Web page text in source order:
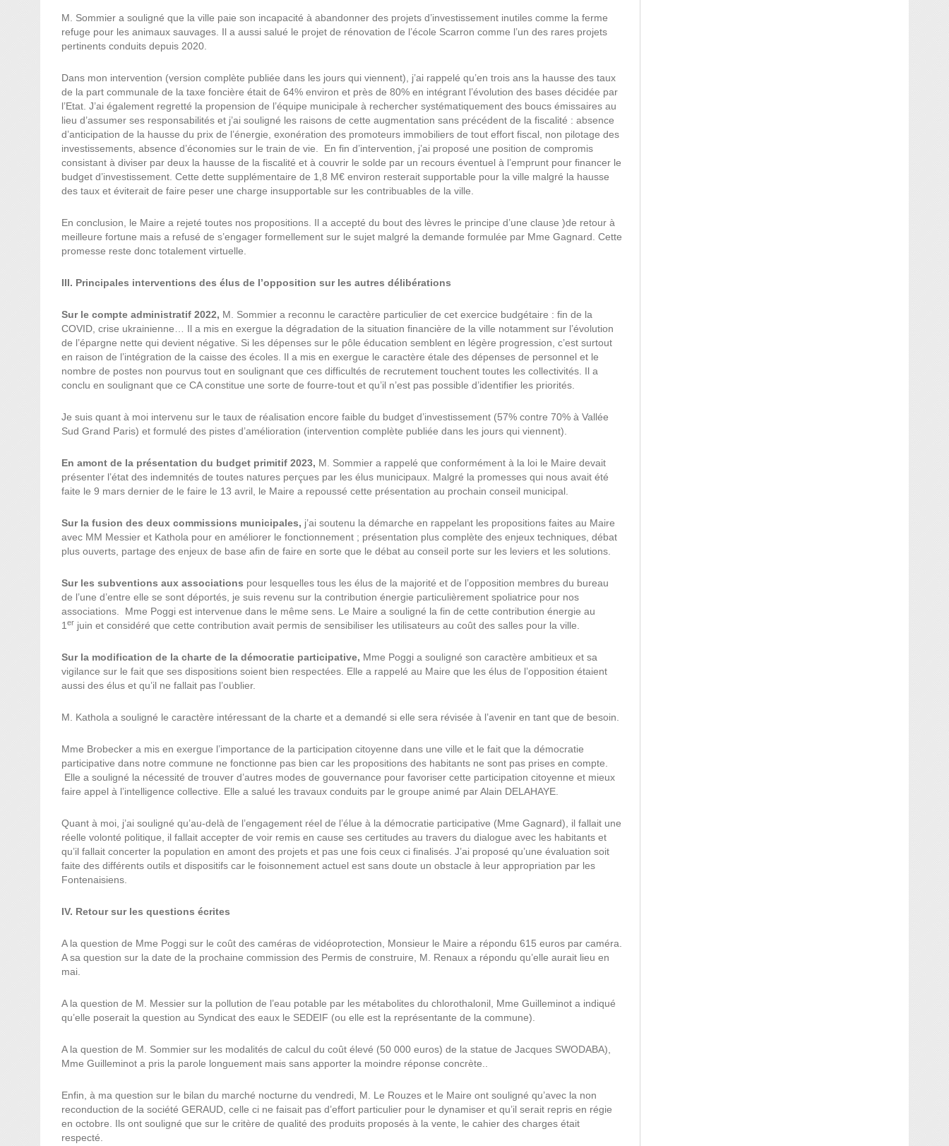
M. Sommier a souligné que la ville paie son incapacité à abandonner des projets d’investissement inutiles comme la ferme
refuge pour les animaux sauvages. Il a aussi salué le projet de rénovation de l’école Scarron comme l’un des rares projets
pertinents conduits depuis 2020.
Dans mon intervention (version complète publiée dans les jours qui viennent), j’ai rappelé qu’en trois ans la hausse des taux
de la part communale de la taxe foncière était de 64% environ et près de 80% en intégrant l’évolution des bases décidée par
l’Etat. J’ai également regretté la propension de l’équipe municipale à rechercher systématiquement des boucs émissaires au
lieu d’assumer ses responsabilités et j’ai souligné les raisons de cette augmentation sans précédent de la fiscalité : absence
d’anticipation de la hausse du prix de l’énergie, exonération des promoteurs immobiliers de tout effort fiscal, non pilotage des
investissements, absence d’économies sur le train de vie. En fin d’intervention, j’ai proposé une position de compromis
consistant à diviser par deux la hausse de la fiscalité et à couvrir le solde par un recours éventuel à l’emprunt pour financer le
budget d’investissement. Cette dette supplémentaire de 1,8 M€ environ resterait supportable pour la ville malgré la hausse
des taux et éviterait de faire peser une charge insupportable sur les contribuables de la ville.
En conclusion, le Maire a rejeté toutes nos propositions. Il a accepté du bout des lèvres le principe d’une clause )de retour à
meilleure fortune mais a refusé de s’engager formellement sur le sujet malgré la demande formulée par Mme Gagnard. Cette
promesse reste donc totalement virtuelle.
III. Principales interventions des élus de l’opposition sur les autres délibérations
Sur le compte administratif 2022, M. Sommier a reconnu le caractère particulier de cet exercice budgétaire : fin de la
COVID, crise ukrainienne… Il a mis en exergue la dégradation de la situation financière de la ville notamment sur l’évolution
de l’épargne nette qui devient négative. Si les dépenses sur le pôle éducation semblent en légère progression, c’est surtout
en raison de l’intégration de la caisse des écoles. Il a mis en exergue le caractère étale des dépenses de personnel et le
nombre de postes non pourvus tout en soulignant que ces difficultés de recrutement touchent toutes les collectivités. Il a
conclu en soulignant que ce CA constitue une sorte de fourre-tout et qu’il n’est pas possible d’identifier les priorités.
Je suis quant à moi intervenu sur le taux de réalisation encore faible du budget d’investissement (57% contre 70% à Vallée
Sud Grand Paris) et formulé des pistes d’amélioration (intervention complète publiée dans les jours qui viennent).
En amont de la présentation du budget primitif 2023, M. Sommier a rappelé que conformément à la loi le Maire devait
présenter l’état des indemnités de toutes natures perçues par les élus municipaux. Malgré la promesses qui nous avait été
faite le 9 mars dernier de le faire le 13 avril, le Maire a repoussé cette présentation au prochain conseil municipal.
Sur la fusion des deux commissions municipales, j’ai soutenu la démarche en rappelant les propositions faites au Maire
avec MM Messier et Kathola pour en améliorer le fonctionnement ; présentation plus complète des enjeux techniques, débat
plus ouverts, partage des enjeux de base afin de faire en sorte que le débat au conseil porte sur les leviers et les solutions.
Sur les subventions aux associations pour lesquelles tous les élus de la majorité et de l’opposition membres du bureau
de l’une d’entre elle se sont déportés, je suis revenu sur la contribution énergie particulièrement spoliatrice pour nos
associations. Mme Poggi est intervenue dans le même sens. Le Maire a souligné la fin de cette contribution énergie au
1 er juin et considéré que cette contribution avait permis de sensibiliser les utilisateurs au coût des salles pour la ville.
Sur la modification de la charte de la démocratie participative, Mme Poggi a souligné son caractère ambitieux et sa
vigilance sur le fait que ses dispositions soient bien respectées. Elle a rappelé au Maire que les élus de l’opposition étaient
aussi des élus et qu’il ne fallait pas l’oublier.
M. Kathola a souligné le caractère intéressant de la charte et a demandé si elle sera révisée à l’avenir en tant que de besoin.
Mme Brobecker a mis en exergue l’importance de la participation citoyenne dans une ville et le fait que la démocratie
participative dans notre commune ne fonctionne pas bien car les propositions des habitants ne sont pas prises en compte.
Elle a souligné la nécessité de trouver d’autres modes de gouvernance pour favoriser cette participation citoyenne et mieux
faire appel à l’intelligence collective. Elle a salué les travaux conduits par le groupe animé par Alain DELAHAYE.
Quant à moi, j’ai souligné qu’au-delà de l’engagement réel de l’élue à la démocratie participative (Mme Gagnard), il fallait une
réelle volonté politique, il fallait accepter de voir remis en cause ses certitudes au travers du dialogue avec les habitants et
qu’il fallait concerter la population en amont des projets et pas une fois ceux ci finalisés. J’ai proposé qu’une évaluation soit
faite des différents outils et dispositifs car le foisonnement actuel est sans doute un obstacle à leur appropriation par les
Fontenaisiens.
IV. Retour sur les questions écrites
A la question de Mme Poggi sur le coût des caméras de vidéoprotection, Monsieur le Maire a répondu 615 euros par caméra.
A sa question sur la date de la prochaine commission des Permis de construire, M. Renaux a répondu qu’elle aurait lieu en
mai.
A la question de M. Messier sur la pollution de l’eau potable par les métabolites du chlorothalonil, Mme Guilleminot a indiqué
qu’elle poserait la question au Syndicat des eaux le SEDEIF (ou elle est la représentante de la commune).
A la question de M. Sommier sur les modalités de calcul du coût élevé (50 000 euros) de la statue de Jacques SWODABA),
Mme Guilleminot a pris la parole longuement mais sans apporter la moindre réponse concrète..
Enfin, à ma question sur le bilan du marché nocturne du vendredi, M. Le Rouzes et le Maire ont souligné qu’avec la non
reconduction de la société GERAUD, celle ci ne faisait pas d’effort particulier pour le dynamiser et qu’il serait repris en régie
en octobre. Ils ont souligné que sur le critère de qualité des produits proposés à la vente, le cahier des charges était
respecté.